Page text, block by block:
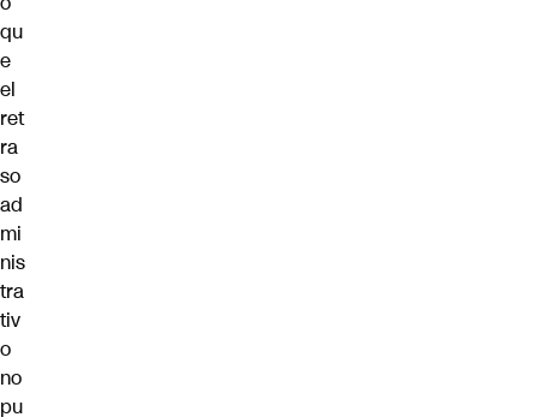
qu
e
el
ret
ra
so
ad
mi
nis
tra
tiv
o
no
pu